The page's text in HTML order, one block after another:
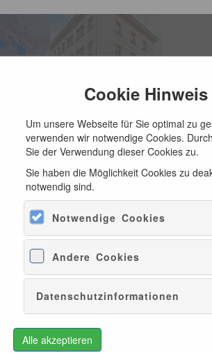
Cookie
Um unsere Webseite für Sie optimal zu
verwenden wir notwendige Cookies.
Sie der Verwendung dieser Cookies zu.
Sie haben die Möglichkeit Cookies zu
notwendig sind.
Notwendige Cookies
Andere Cookies
Datenschutzinformationen
Alle akzeptieren
LITERATUR CD-EMPFEHLUNGEN